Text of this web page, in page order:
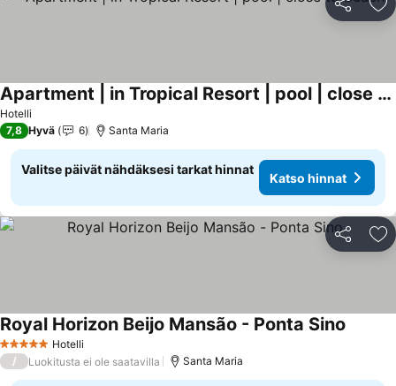
Jaa
Hotelli
Apartment | in Tropical Resort | pool | close to beach
7,8 Hyvä 6 Santa Maria
Valitse päivät nähdäksesi tarkat hinnat
Katso hinnat
Jaa
5 Tähtiluokitus
Hotelli
Royal Horizon Beijo Mansão - Ponta Sino
/ Luokitusta ei ole saatavilla Santa Maria